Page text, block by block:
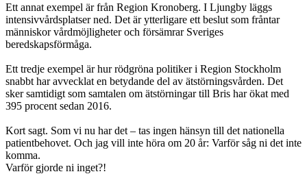
Ett annat exempel är från Region Kronoberg. I Ljungby läggs
intensivvårdsplatser ned. Det är ytterligare ett beslut som fråntar
människor vårdmöjligheter och försämrar Sveriges
beredskapsförmåga.
Ett tredje exempel är hur rödgröna politiker i Region Stockholm
snabbt har avvecklat en betydande del av ätstörningsvården. Det
sker samtidigt som samtalen om ätstörningar till Bris har ökat med
395 procent sedan 2016.
Kort sagt. Som vi nu har det – tas ingen hänsyn till det nationella
patientbehovet. Och jag vill inte höra om 20 år: Varför såg ni det inte
komma.
Varför gjorde ni inget?!